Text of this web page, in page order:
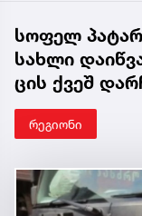
სოფელ
სახლი
ცის ქვეშ
რეგიონი